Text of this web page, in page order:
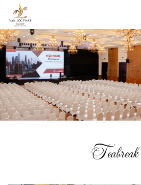
Teabreak